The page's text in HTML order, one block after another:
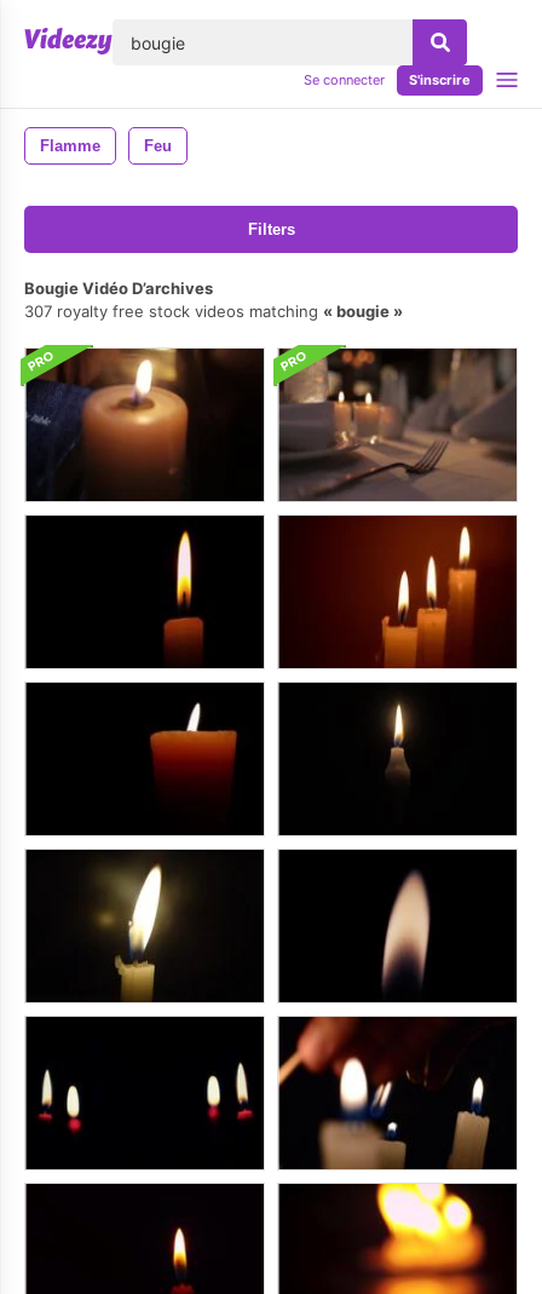
Se connecter S'inscrire
Flamme Feu
Filters
Bougie Vidéo D’archives
307 royalty free stock videos matching
bougie